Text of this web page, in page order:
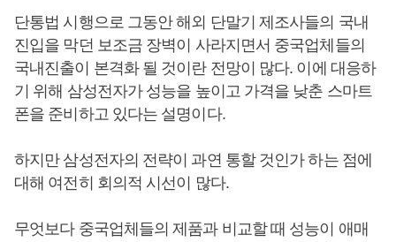
단통법 시행으로 그동안 해외 단말기 제조사들의 국내
진입을 막던 보조금 장벽이 사라지면서 중국업체들의
국내진출이 본격화 될 것이란 전망이 많다. 이에 대응하
기 위해 삼성전자가 성능을 높이고 가격을 낮춘 스마트
폰을 준비하고 있다는 설명이다.
하지만 삼성전자의 전략이 과연 통할 것인가 하는 점에
대해 여전히 회의적 시선이 많다.
무엇보다 중국업체들의 제품과 비교할 때 성능이 애매